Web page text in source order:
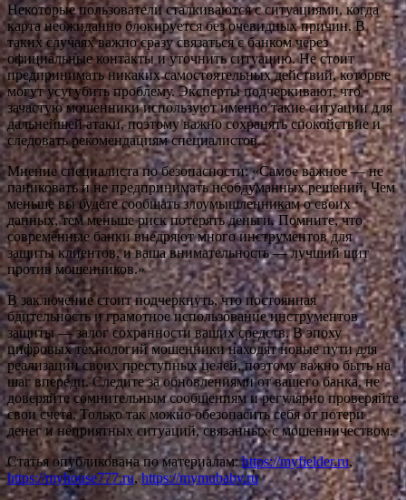
Некоторые пользователи сталкиваются с ситуациями, когда
карта неожиданно блокируется без очевидных причин. В
таких случаях важно сразу связаться с банком через
официальные контакты и уточнить ситуацию. Не стоит
предпринимать никаких самостоятельных действий, которые
могут усугубить проблему. Эксперты подчеркивают, что
зачастую мошенники используют именно такие ситуации для
дальнейшей атаки, поэтому важно сохранять спокойствие и
следовать рекомендациям специалистов.
Мнение специалиста по безопасности: «Самое важное — не
паниковать и не предпринимать необдуманных решений. Чем
меньше вы будете сообщать злоумышленникам о своих
данных, тем меньше риск потерять деньги. Помните, что
современные банки внедряют много инструментов для
защиты клиентов, и ваша внимательность — лучший щит
против мошенников.»
В заключение стоит подчеркнуть, что постоянная
бдительность и грамотное использование инструментов
защиты — залог сохранности ваших средств. В эпоху
цифровых технологий мошенники находят новые пути для
реализации своих преступных целей, поэтому важно быть на
шаг впереди. Следите за обновлениями от вашего банка, не
доверяйте сомнительным сообщениям и регулярно проверяйте
свои счета. Только так можно обезопасить себя от потери
денег и неприятных ситуаций, связанных с мошенничеством.
Статья опубликована по материалам:https://myfielder.ru,
https://myhouse777.ru,https://mymubaby.ru